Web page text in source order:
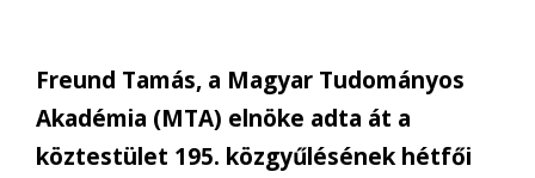
Freund Tamás, a Magyar Tudományos
Akadémia (MTA) elnöke adta át a
köztestület 195. közgyűlésének hétfői